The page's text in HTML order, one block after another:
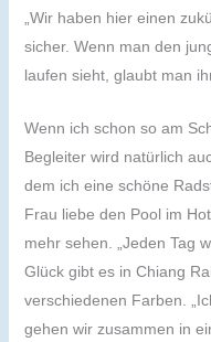
„Wir haben hier einen
sicher. Wenn man den
laufen sieht, glaubt man
Wenn ich schon so am
Begleiter wird natürlich
dem ich eine schöne
Frau liebe den Pool im
mehr sehen. „Jeden Tag
Glück gibt es in Chiang
verschiedenen Farben.
gehen wir zusammen in